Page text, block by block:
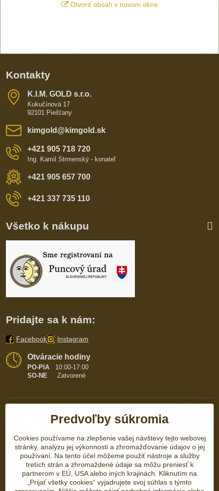
Otvoriť obsah v novom okne
Kontakty
K​​.I​​.M​​. GOLD s​​.r​​.o​​.
Kukučínová 17
92101 Piešťany
kimgold​@kimgold​.sk
+421 905 718 720
Ing. Kamil Strmenský - konateľ
+421 905 657 700
+421 337 735 110
Všetko k nákupu
Pridajte sa k nám:
Facebook Instagram
Otváracie hodiny
PO-PIA
10:00-17:00
SO-NE Zatvorené
Predvoľby súkromia
Cookies používame na zlepšenie vašej návštevy tejto webovej
stránky, analýzu jej výkonnosti a zhromažďovanie údajov o jej
používaní. Na tento účel môžeme použiť nástroje a služby
tretích strán a zhromaždené údaje sa môžu preniesť k
partnerom v EÚ, USA alebo iných krajinách. Kliknutím na
„Prijať všetky cookies“ vyjadrujete svoj súhlas s týmto